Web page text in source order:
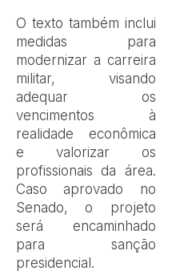
O texto também inclui
medidas para
modernizar a carreira
militar, visando
adequar os
vencimentos à
realidade econômica
e valorizar os
profissionais da área.
Caso aprovado no
Senado, o projeto
será encaminhado
para sanção
presidencial.